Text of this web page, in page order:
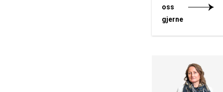
oss
gjerne